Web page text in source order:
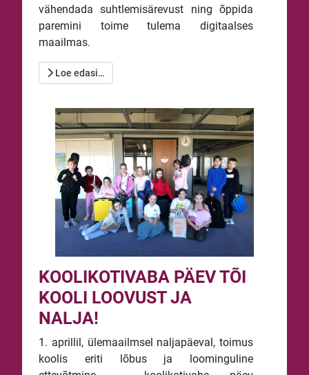
vähendada suhtlemisärevust ning õppida
paremini toime tulema digitaalses
maailmas.
Loe edasi…
KOOLIKOTIVABA PÄEV TÕI
KOOLI LOOVUST JA
NALJA!
1. aprillil, ülemaailmsel naljapäeval, toimus
koolis eriti lõbus ja loominguline